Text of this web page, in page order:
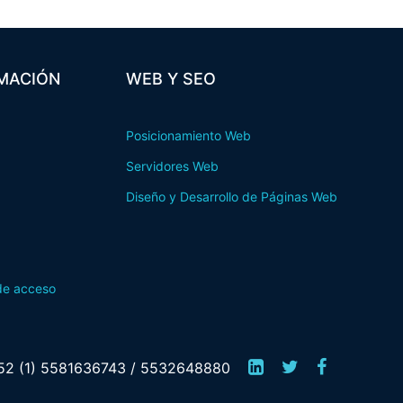
acceso
WEB Y SEO
Posicionamiento Web
Servidores Web
Diseño y Desarrollo de Páginas Web
(1) 5581636743 / 5532648880